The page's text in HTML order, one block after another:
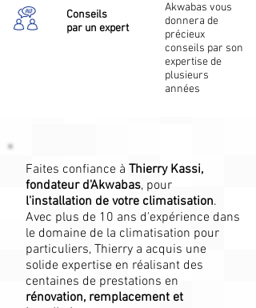
Conseils
par un expert
Akwabas vous
donnera de
précieux
conseils par son
expertise de
plusieurs
années
Faites confiance à Thierry Kassi,
fondateur d'Akwabas, pour
l'installation de votre climatisation.
Avec plus de 10 ans d'expérience dans
le domaine de la climatisation pour
particuliers, Thierry a acquis une
solide expertise en réalisant des
centaines de prestations en
rénovation, remplacement et